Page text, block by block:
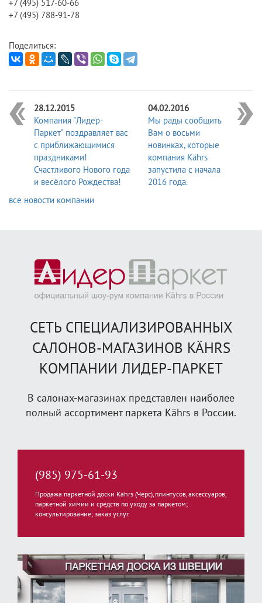
+7 (495) 517-60-66
+7 (495) 788-91-78
Поделиться:
28.12.2015
Компания "Лидер-
Паркет" поздравляет вас
с приближающимися
праздниками!
Счастливого Нового года
и весёлого Рождества!
04.02.2016
Мы рады сообщить
Вам о восьми
новинках, которые
компания Kährs
запустила с начала
2016 года.
все новости компании
СЕТЬ СПЕЦИАЛИЗИРОВАННЫХ
САЛОНОВ-МАГАЗИНОВ KÄHRS
КОМПАНИИ ЛИДЕР-ПАРКЕТ
В салонах-магазинах представлен наиболее
полный ассортимент паркета Kährs в России.
(985) 975-61-93
Продажа паркетной доски Kährs (Черс), плинтусов, аксессуаров,
паркетной химии и средств по уходу за паркетом;
консультирование; заказ услуг.